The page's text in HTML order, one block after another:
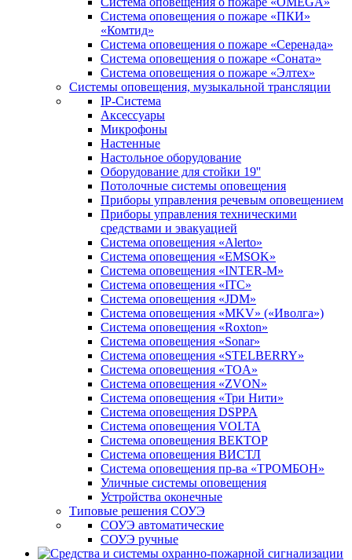
Система оповещения о пожаре «ПКИ»
«Комтид»
Система оповещения о пожаре «Серенада»
Система оповещения о пожаре «Соната»
Система оповещения о пожаре «Элтех»
Системы оповещения, музыкальной трансляции
IP-Система
Аксессуары
Микрофоны
Настенные
Настольное оборудование
Оборудование для стойки 19''
Потолочные системы оповещения
Приборы управления речевым оповещением
Приборы управления техническими
средствами и эвакуацией
Система оповещения «Alerto»
Система оповещения «EMSOK»
Система оповещения «INTER-M»
Система оповещения «ITC»
Система оповещения «JDM»
Система оповещения «MKV» («Иволга»)
Система оповещения «Roxton»
Система оповещения «Sonar»
Система оповещения «STELBERRY»
Система оповещения «TOA»
Система оповещения «ZVON»
Система оповещения «Три Нити»
Система оповещения DSPPA
Система оповещения VOLTA
Система оповещения ВЕКТОР
Система оповещения ВИСТЛ
Система оповещения пр-ва «ТРОМБОН»
Уличные системы оповещения
Устройства оконечные
Типовые решения СОУЭ
СОУЭ автоматические
СОУЭ ручные